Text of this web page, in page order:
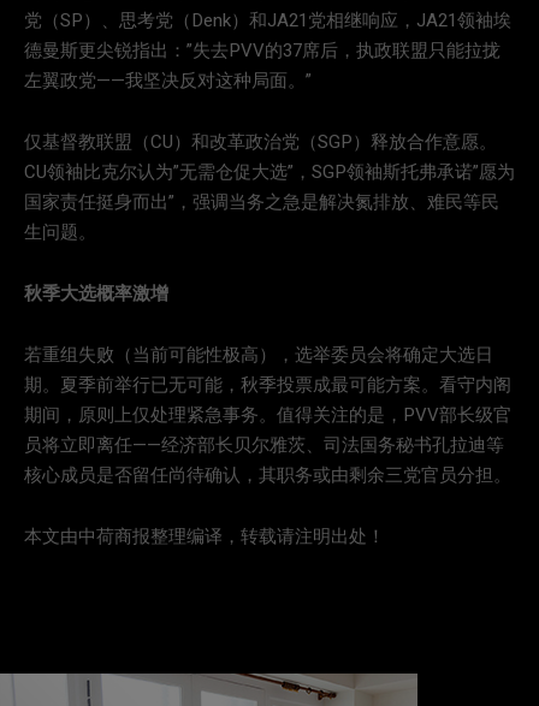
党（SP）、思考党（Denk）和JA21党相继响应，JA21领袖埃
德曼斯更尖锐指出：”失去PVV的37席后，执政联盟只能拉拢
左翼政党——我坚决反对这种局面。”
仅基督教联盟（CU）和改革政治党（SGP）释放合作意愿。
CU领袖比克尔认为”无需仓促大选”，SGP领袖斯托弗承诺”愿为
国家责任挺身而出”，强调当务之急是解决氮排放、难民等民
生问题。
秋季大选概率激增
若重组失败（当前可能性极高），选举委员会将确定大选日
期。夏季前举行已无可能，秋季投票成最可能方案。看守内阁
期间，原则上仅处理紧急事务。值得关注的是，PVV部长级官
员将立即离任——经济部长贝尔雅茨、司法国务秘书孔拉迪等
核心成员是否留任尚待确认，其职务或由剩余三党官员分担。
本文由中荷商报整理编译，转载请注明出处！